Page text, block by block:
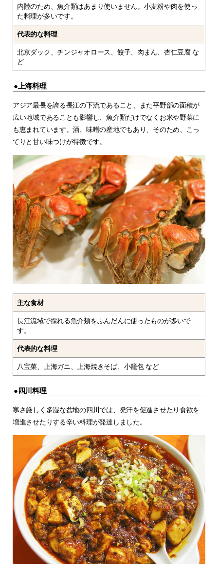
内陸のため、魚介類はあまり使いません。小麦粉や肉を使っ
た料理が多いです。
代表的な料理
北京ダック、チンジャオロース、餃子、肉まん、杏仁豆腐 な
ど
●上海料理
アジア最長を誇る長江の下流であること、また平野部の面積が
広い地域であることも影響し、魚介類だけでなくお米や野菜に
も恵まれています。酒、味噌の産地でもあり、そのため、こっ
てりと甘い味つけが特徴です。
主な食材
長江流域で採れる魚介類をふんだんに使ったものが多いで
す。
代表的な料理
八宝菜、上海ガニ、上海焼きそば、小籠包 など
●四川料理
寒さ厳しく多湿な盆地の四川では、発汗を促進させたり食欲を
増進させたりする辛い料理が発達しました。